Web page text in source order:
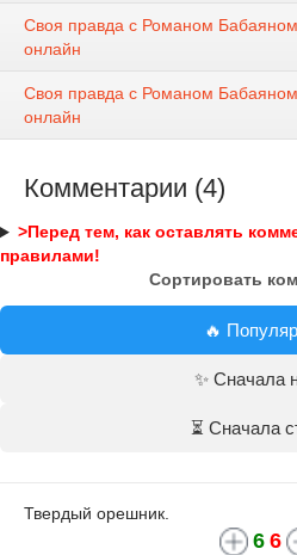
Своя правда с Романом
онлайн
Своя правда с Романом
онлайн
Комментарии (4)
>Перед тем, как оставлять
правилами!
Сортировать
🔥
✨ Сначала
⏳ Сначала
Твердый орешник.
6 6